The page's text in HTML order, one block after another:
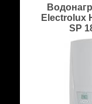
Electrolux
SP